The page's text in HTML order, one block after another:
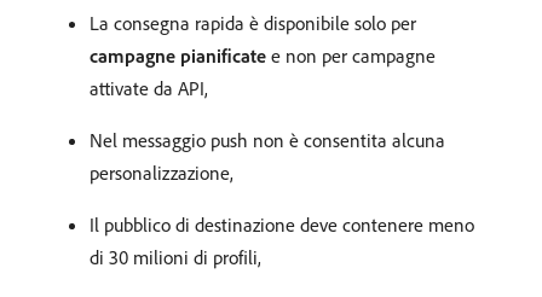
La consegna rapida è disponibile solo per
campagne pianificate e non per campagne
attivate da API,
Nel messaggio push non è consentita alcuna
personalizzazione,
Il pubblico di destinazione deve contenere meno
di 30 milioni di profili,